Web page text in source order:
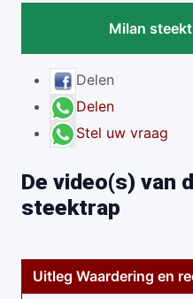
Milan
Delen
Delen
Stel uw vraag
De video(s) van
steektrap
Uitleg Waardering en